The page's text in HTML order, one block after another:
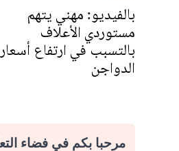
بالفيديو: مهني يتهم
مستوردي الأعلاف
بالتسبب في ارتفاع أسعار
الدواجن
مرحبا بكم في فضاء